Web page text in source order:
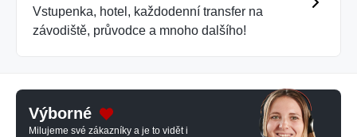
Vstupenka, hotel, každodenní transfer na
závodiště, průvodce a mnoho dalšího!
Výborné
Milujeme své zákazníky a je to vidět i